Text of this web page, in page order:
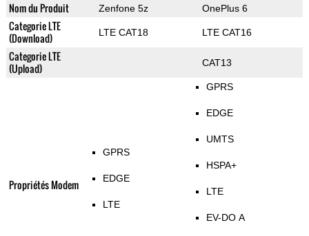
Nom du Produit Zenfone 5z OnePlus 6
Categorie LTE
(Download)
LTE CAT18 LTE CAT16
Categorie LTE
(Upload)
CAT13
Propriétés Modem
GPRS
EDGE
LTE
GPRS
EDGE
UMTS
HSPA+
LTE
EV-DO A